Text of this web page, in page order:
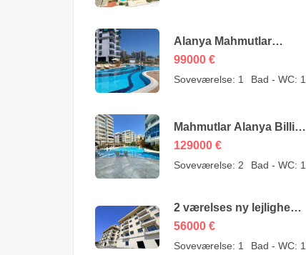
Alanya Mahmutlar
lejligheder til salg – SMT-
99000 €
Soveværelse: 1 Bad - WC: 1
Mahmutlar Alanya Billige
3 værelses lejligheder til
129000 €
Soveværelse: 2 Bad - WC: 1
2 værelses ny lejlighed
til salg i Konaklı Alanya
56000 €
Soveværelse: 1 Bad - WC: 1